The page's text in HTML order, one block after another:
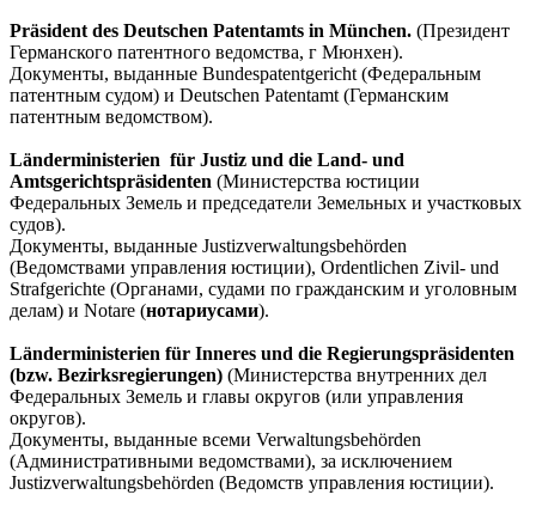
Präsident des Deutschen Patentamts in München. (Президент
Германского патентного ведомства, г Мюнхен).
Документы, выданные Bundespatentgericht (Федеральным
патентным судом) и Deutschen Patentamt (Германским
патентным ведомством).
Länderministerien für Justiz und die Land- und
Amtsgerichtspräsidenten (Министерства юстиции
Федеральных Земель и председатели Земельных и участковых
судов).
Документы, выданные Justizverwaltungsbehörden
(Ведомствами управления юстиции), Ordentlichen Zivil- und
Strafgerichte (Органами, судами по гражданским и уголовным
делам) и Notare (нотариусами).
Länderministerien für Inneres und die Regierungspräsidenten
(bzw. Bezirksregierungen) (Министерства внутренних дел
Федеральных Земель и главы округов (или управления
округов).
Документы, выданные всеми Verwaltungsbehörden
(Административными ведомствами), за исключением
Justizverwaltungsbehörden (Ведомств управления юстиции).